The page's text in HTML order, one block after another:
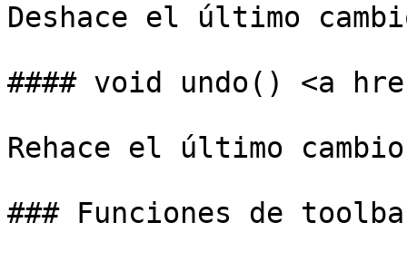
Deshace el último
#### void undo() <a
Rehace el último
### Funciones de